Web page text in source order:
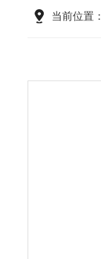
当前位置：